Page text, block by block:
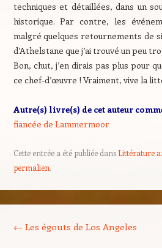
techniques et détaillées, dans un
historique. Par contre, les
malgré quelques retournements de
d’Athelstane que j’ai trouvé un peu
Bon, chut, j’en dirais pas plus pour
ce chef-d’œuvre ! Vraiment, vive la
Autre(s) livre(s) de cet auteur
fiancée de Lammermoor
Cette entrée a été publiée dansLittérature
permalien.
← Les égouts de Los Angeles